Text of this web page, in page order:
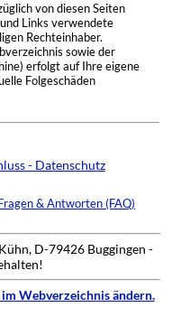
von diesen Seiten
Links verwendete
Rechteinhaber.
sowie der
erfolgt auf Ihre eigene
Folgeschäden
- Datenschutz
& Antworten (FAQ)
D-79426 Buggingen -
Webverzeichnis ändern.